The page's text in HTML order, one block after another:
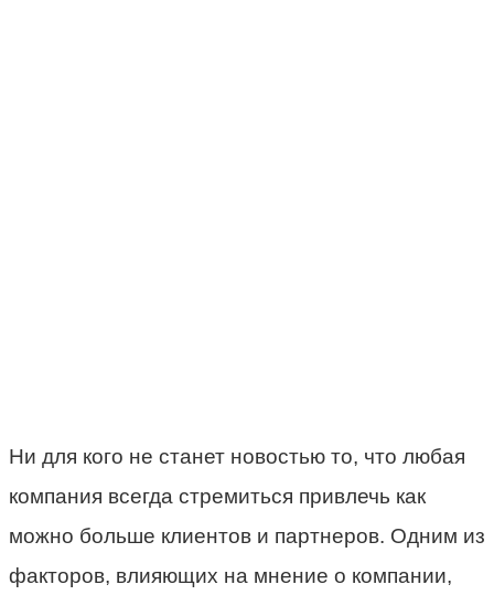
Ни для кого не станет новостью то, что любая
компания всегда стремиться привлечь как
можно больше клиентов и партнеров. Одним из
факторов, влияющих на мнение о компании,